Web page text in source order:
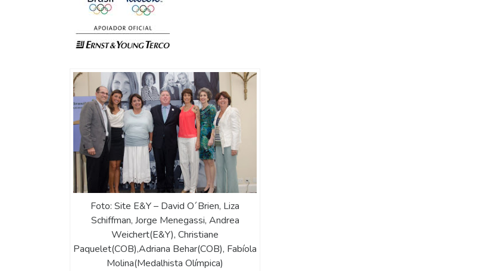
Foto: Site E&Y – David O´Brien, Liza
Schiffman, Jorge Menegassi, Andrea
Weichert(E&Y), Christiane
Paquelet(COB),Adriana Behar(COB), Fabíola
Molina(Medalhista Olímpica)